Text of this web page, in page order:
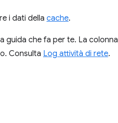
i dati della cache.
guida che fa per te. La colonna
Consulta Log attività di rete.